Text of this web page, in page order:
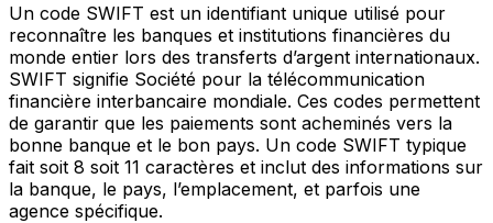
Un code SWIFT est un identifiant unique utilisé pour
reconnaître les banques et institutions financières du
monde entier lors des transferts d’argent internationaux.
SWIFT signifie Société pour la télécommunication
financière interbancaire mondiale. Ces codes permettent
de garantir que les paiements sont acheminés vers la
bonne banque et le bon pays. Un code SWIFT typique
fait soit 8 soit 11 caractères et inclut des informations sur
la banque, le pays, l’emplacement, et parfois une
agence spécifique.